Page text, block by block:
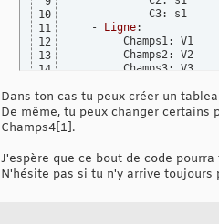
29
30
31
32
33
35
37
38
40
41
if(
{
10
11
12
13
14
16
17
18
            C3: s1
   -
Ligne:
        Champs1: V1
        Champs2: V2
        Champs3: V3
            C1: s1
            C2: s1
Dans ton cas tu peux créer un
De même, tu peux changer
Champs4[1].
J'espère que ce bout de code
N'hésite pas si tu n'y arrive toujours